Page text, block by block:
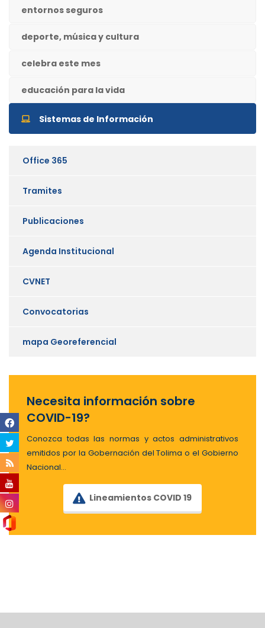
entornos seguros
deporte, música y cultura
celebra este mes
educación para la vida
Sistemas de Información
Office 365
Tramites
Publicaciones
Agenda Institucional
CVNET
Convocatorias
mapa Georeferencial
Necesita información sobre
COVID-19?
Conozca todas las normas y actos administrativos
emitidos por la Gobernación del Tolima o el Gobierno
Nacional…
Lineamientos COVID 19